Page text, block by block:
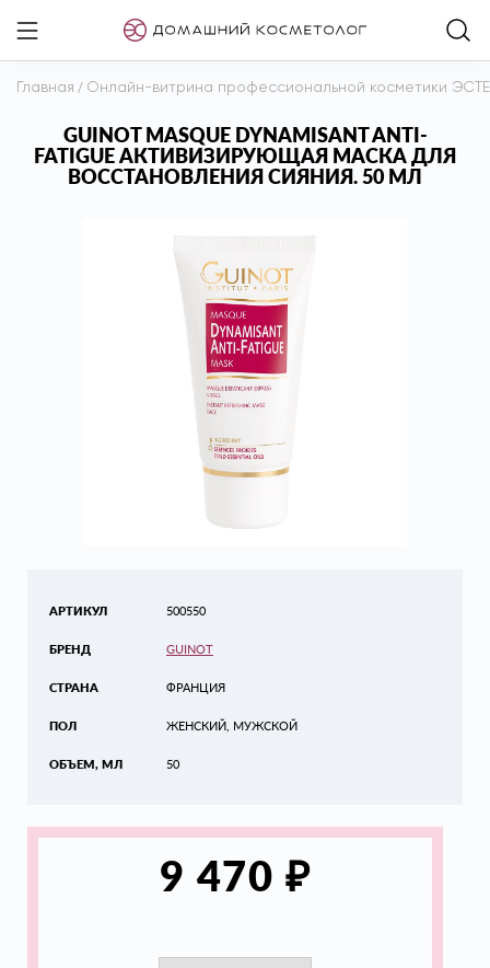
Главная / Онлайн-витрина профессиональной косметики
GUINOT MASQUE DYNAMISANT ANTI-
FATIGUE АКТИВИЗИРУЮЩАЯ МАСКА ДЛЯ
ВОССТАНОВЛЕНИЯ СИЯНИЯ. 50 МЛ
АРТИКУЛ
БРЕНД
СТРАНА
ПОЛ
ОБЪЕМ, МЛ
500550
GUINOT
ФРАНЦИЯ
ЖЕНСКИЙ, МУЖСКОЙ
50
9 470 ₽